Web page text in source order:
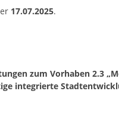
17.07.2025.
zum Vorhaben 2.3
integrierte